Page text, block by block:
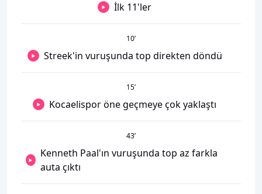
İlk 11'ler
10’
Streek'in vuruşunda top direkten döndü
15’
Kocaelispor öne geçmeye çok yaklaştı
43’
Kenneth Paal'ın vuruşunda top az farkla
auta çıktı